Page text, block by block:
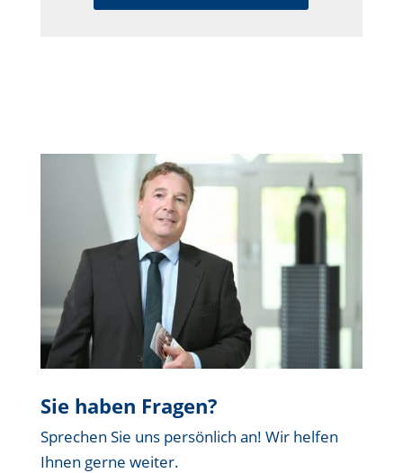
Sie haben Fragen?
Sprechen Sie uns persönlich an! Wir helfen
Ihnen gerne weiter.